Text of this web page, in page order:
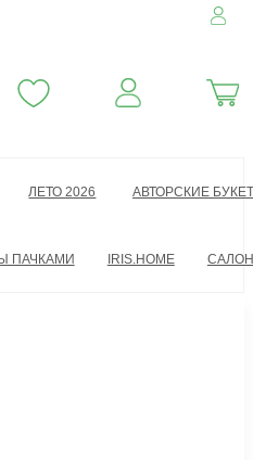
ЛЕТО 2026 АВТОРСКИЕ
ПАЧКАМИ IRIS.HOME